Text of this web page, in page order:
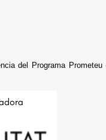
del Programa